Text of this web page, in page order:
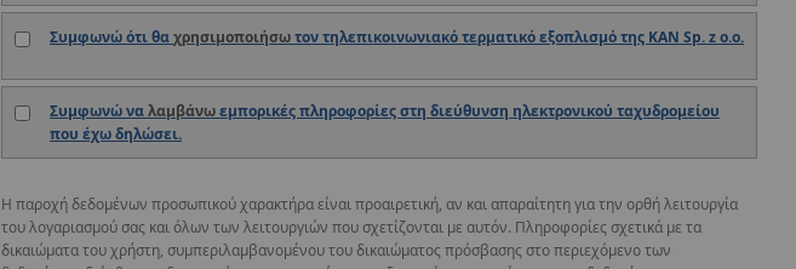
Συμφωνώ ότι θαχρησιμοποιήσωτον τηλεπικοινωνιακό τερματικό εξοπλισμό της KAN Sp. z o.o.
Συμφωνώ ναλαμβάνωεμπορικές πληροφορίες στη διεύθυνση ηλεκτρονικού ταχυδρομείου
που έχω δηλώσει.
Η παροχή δεδομένων προσωπικού χαρακτήρα είναι προαιρετική, αν και απαραίτητη για την ορθή λειτουργία
του λογαριασμού σας και όλων των λειτουργιών που σχετίζονται με αυτόν. Πληροφορίες σχετικά με τα
δικαιώματα του χρήστη, συμπεριλαμβανομένου του δικαιώματος πρόσβασης στο περιεχόμενο των